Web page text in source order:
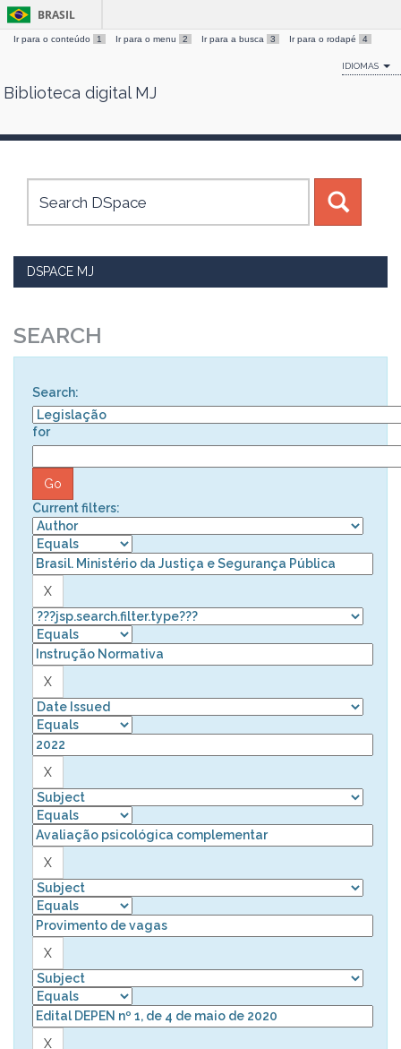
Skip
BRASIL
Ir para o conteúdo 1 Ir para o menu 2 Ir para a busca 3 Ir para o rodapé 4
IDIOMAS
Biblioteca digital MJ
DSPACE MJ
SEARCH
Search:
for
Current filters: